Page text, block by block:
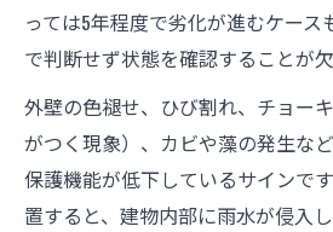
ンテナンス法
外壁塗装20年していない
策
外壁塗装10年は早いか迷
め方
劣化サインから見る外壁塗
っては5年程度で劣化が進むケー
で判断せず状態を確認することが
外壁の色褪せ、ひび割れ、チョー
がつく現象）、カビや藻の発生な
保護機能が低下しているサインで
置すると、建物内部に雨水が侵入